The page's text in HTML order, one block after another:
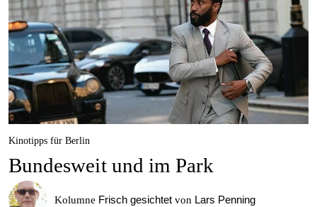
Kinotipps für Berlin
Bundesweit und im Park
Kolumne Frisch gesichtet von Lars Penning